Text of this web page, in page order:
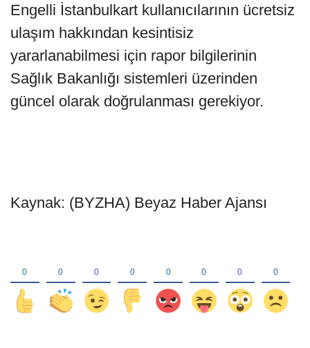
Engelli İstanbulkart kullanıcılarının ücretsiz
ulaşım hakkından kesintisiz
yararlanabilmesi için rapor bilgilerinin
Sağlık Bakanlığı sistemleri üzerinden
güncel olarak doğrulanması gerekiyor.
Kaynak: (BYZHA) Beyaz Haber Ajansı